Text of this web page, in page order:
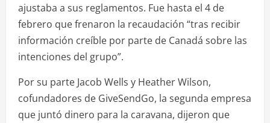
ajustaba a sus reglamentos. Fue hasta el 4 de
febrero que frenaron la recaudación “tras recibir
información creíble por parte de Canadá sobre las
intenciones del grupo”.
Por su parte Jacob Wells y Heather Wilson,
cofundadores de GiveSendGo, la segunda empresa
que juntó dinero para la caravana, dijeron que